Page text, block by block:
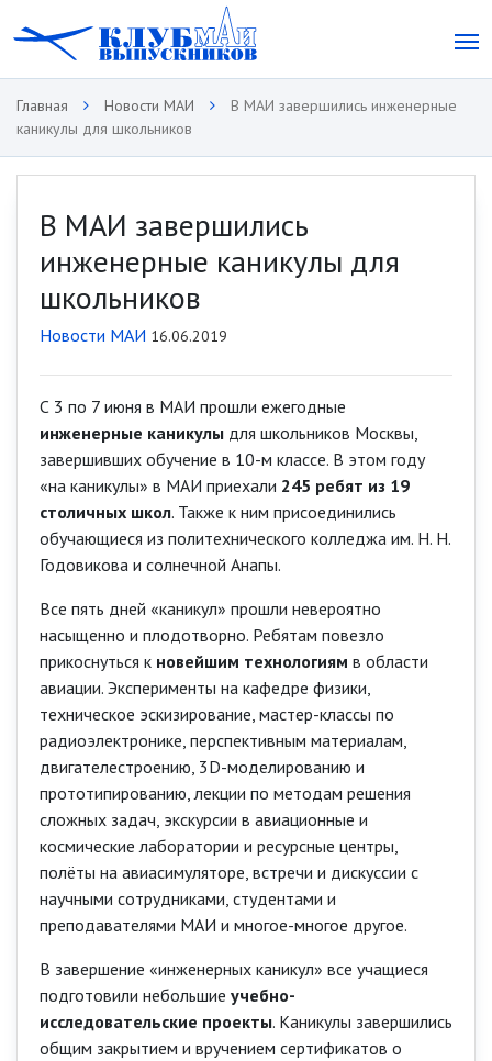
Главная Новости МАИ
В МАИ завершились инженерные
каникулы для школьников
В МАИ завершились
инженерные каникулы для
школьников
Новости МАИ 16.06.2019
С 3 по 7 июня в МАИ прошли ежегодные
инженерные каникулы для школьников Москвы,
завершивших обучение в 10-м классе. В этом году
«на каникулы» в МАИ приехали 245 ребят из 19
столичных школ. Также к ним присоединились
обучающиеся из политехнического колледжа им. Н. Н.
Годовикова и солнечной Анапы.
Все пять дней «каникул» прошли невероятно
насыщенно и плодотворно. Ребятам повезло
прикоснуться к новейшим технологиям в области
авиации. Эксперименты на кафедре физики,
техническое эскизирование, мастер-классы по
радиоэлектронике, перспективным материалам,
двигателестроению, 3D-моделированию и
прототипированию, лекции по методам решения
сложных задач, экскурсии в авиационные и
космические лаборатории и ресурсные центры,
полёты на авиасимуляторе, встречи и дискуссии с
научными сотрудниками, студентами и
преподавателями МАИ и многое-многое другое.
В завершение «инженерных каникул» все учащиеся
подготовили небольшие учебно-
исследовательские проекты. Каникулы завершились
общим закрытием и вручением сертификатов о